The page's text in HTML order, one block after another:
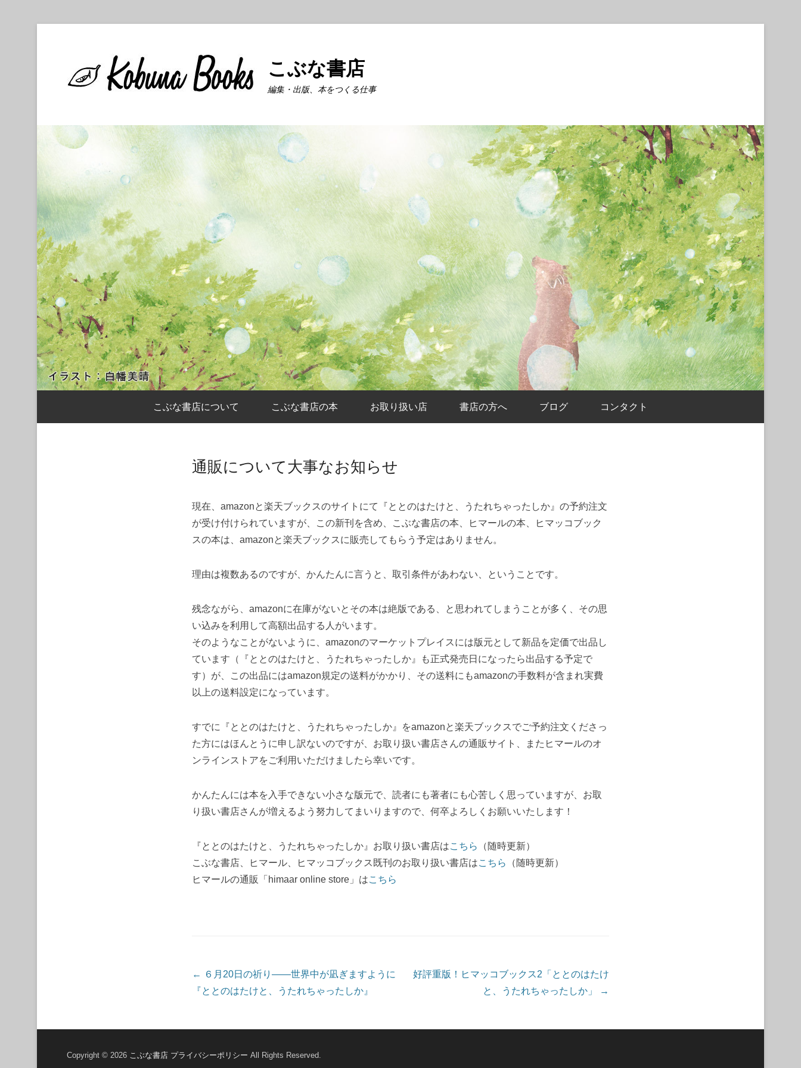
こぶな書店
編集・出版、本をつくる仕事
こぶな書店について
こぶな書店の本 お取り扱い店 書店の方へ ブログ コンタクト
通販について大事なお知らせ
現在、amazonと楽天ブックスのサイトにて『ととのはたけと、うたれちゃったしか』の予約注文
が受け付けられていますが、この新刊を含め、こぶな書店の本、ヒマールの本、ヒマッコブック
スの本は、amazonと楽天ブックスに販売してもらう予定はありません。
理由は複数あるのですが、かんたんに言うと、取引条件があわない、ということです。
残念ながら、amazonに在庫がないとその本は絶版である、と思われてしまうことが多く、その思
い込みを利用して高額出品する人がいます。
そのようなことがないように、amazonのマーケットプレイスには版元として新品を定価で出品し
ています（『ととのはたけと、うたれちゃったしか』も正式発売日になったら出品する予定で
す）が、この出品にはamazon規定の送料がかかり、その送料にもamazonの手数料が含まれ実費
以上の送料設定になっています。
すでに『ととのはたけと、うたれちゃったしか』をamazonと楽天ブックスでご予約注文くださっ
た方にはほんとうに申し訳ないのですが、お取り扱い書店さんの通販サイト、またヒマールのオ
ンラインストアをご利用いただけましたら幸いです。
かんたんには本を入手できない小さな版元で、読者にも著者にも心苦しく思っていますが、お取
り扱い書店さんが増えるよう努力してまいりますので、何卒よろしくお願いいたします！
『ととのはたけと、うたれちゃったしか』お取り扱い書店はこちら
（随時更新）
こぶな書店、ヒマール、ヒマッコブックス既刊のお取り扱い書店はこちら
（随時更新）
ヒマールの通販「himaar online store」はこちら
投稿ナビゲーション
←
６月20日の祈り――世界中が凪ぎますように
『ととのはたけと、うたれちゃったしか』
好評重版！ヒマッコブックス2「ととのはたけ
と、うたれちゃったしか」
→
Copyright © 2026 こぶな書店 プライバシーポリシー All Rights Reserved.